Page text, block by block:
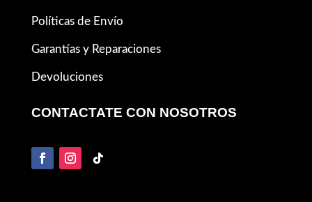
Políticas de Envío
Garantías y Reparaciones
Devoluciones
CONTACTATE CON NOSOTROS